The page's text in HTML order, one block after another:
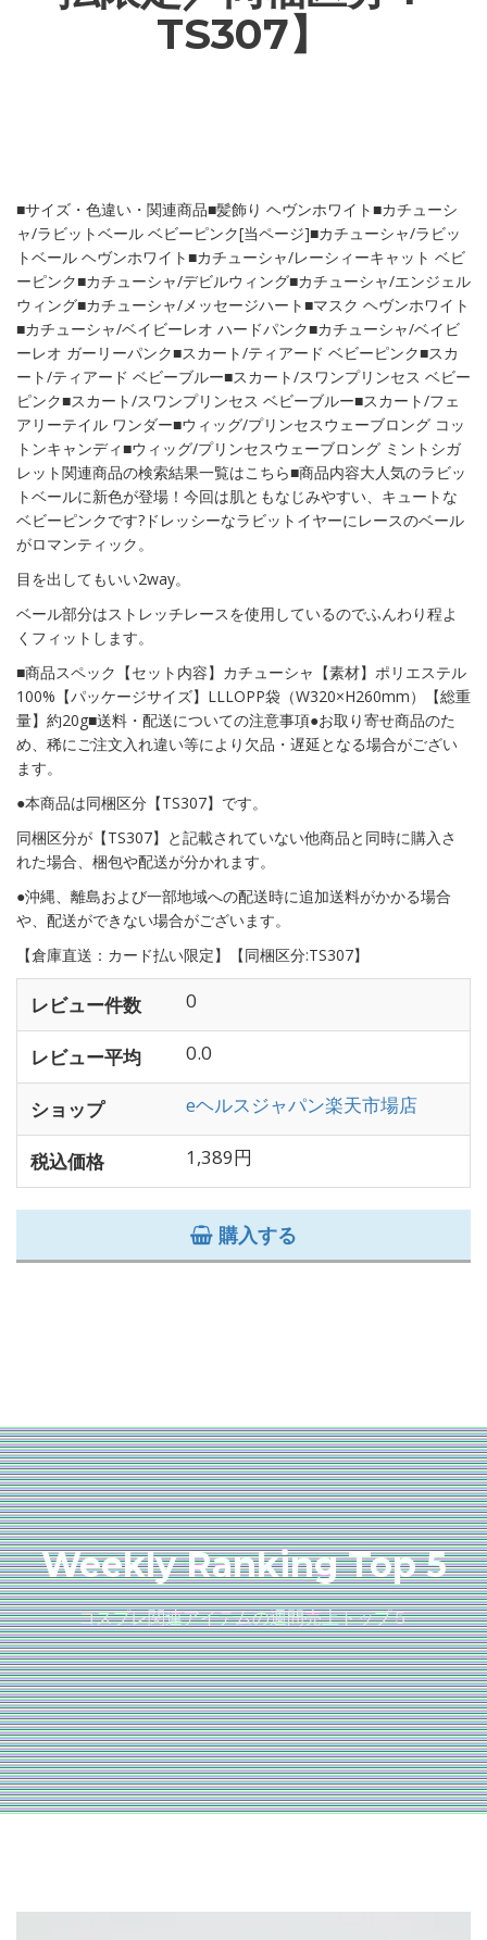
TS307】
■サイズ・色違い・関連商品■髪飾り ヘヴンホワイト■カチューシ
ャ/ラビットベール ベビーピンク[当ページ]■カチューシャ/ラビッ
トベール ヘヴンホワイト■カチューシャ/レーシィーキャット ベビ
ーピンク■カチューシャ/デビルウィング■カチューシャ/エンジェル
ウィング■カチューシャ/メッセージハート■マスク ヘヴンホワイト
■カチューシャ/ベイビーレオ ハードパンク■カチューシャ/ベイビ
ーレオ ガーリーパンク■スカート/ティアード ベビーピンク■スカ
ート/ティアード ベビーブルー■スカート/スワンプリンセス ベビー
ピンク■スカート/スワンプリンセス ベビーブルー■スカート/フェ
アリーテイル ワンダー■ウィッグ/プリンセスウェーブロング コッ
トンキャンディ■ウィッグ/プリンセスウェーブロング ミントシガ
レット関連商品の検索結果一覧はこちら■商品内容大人気のラビッ
トベールに新色が登場！今回は肌ともなじみやすい、キュートな
ベビーピンクです?ドレッシーなラビットイヤーにレースのベール
がロマンティック。
目を出してもいい2way。
ベール部分はストレッチレースを使用しているのでふんわり程よ
くフィットします。
■商品スペック【セット内容】カチューシャ【素材】ポリエステル
100%【パッケージサイズ】LLLOPP袋（W320×H260mm）【総重
量】約20g■送料・配送についての注意事項●お取り寄せ商品のた
め、稀にご注文入れ違い等により欠品・遅延となる場合がござい
ます。
●本商品は同梱区分【TS307】です。
同梱区分が【TS307】と記載されていない他商品と同時に購入さ
れた場合、梱包や配送が分かれます。
●沖縄、離島および一部地域への配送時に追加送料がかかる場合
や、配送ができない場合がございます。
【倉庫直送：カード払い限定】【同梱区分:TS307】
レビュー件数 0
レビュー平均 0.0
ショップ eヘルスジャパン楽天市場店
税込価格 1,389円
購入する
Weekly Ranking Top 5
コスプレ関連アイテムの週間売上トップ５